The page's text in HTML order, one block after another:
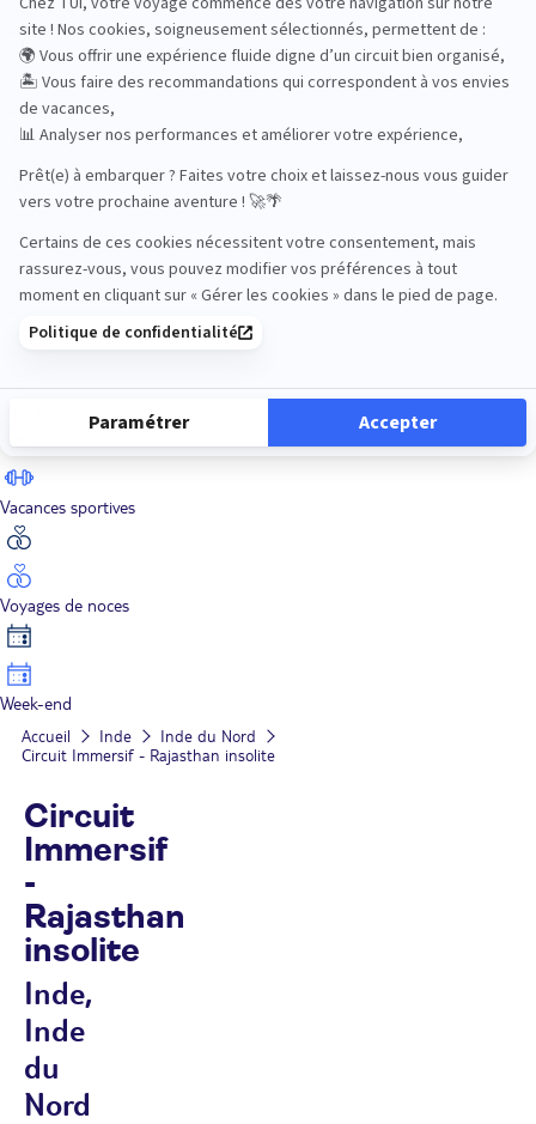
Road Trips
Safari
Sénior
Vacances sportives
Voyages de noces
Week-end
Accueil Inde
Inde du Nord
Circuit Immersif - Rajasthan insolite
Circuit
Immersif
-
Rajasthan
insolite
Inde,
Inde
du
Nord